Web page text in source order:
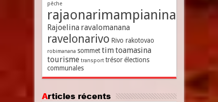
pêche
rajaonarimampianina
Rajoelina ravalomanana
ravelonarivo Rivo rakotovao
robimanana sommet timtoamasina
tourisme transport trésor élections
communales
Articles récents